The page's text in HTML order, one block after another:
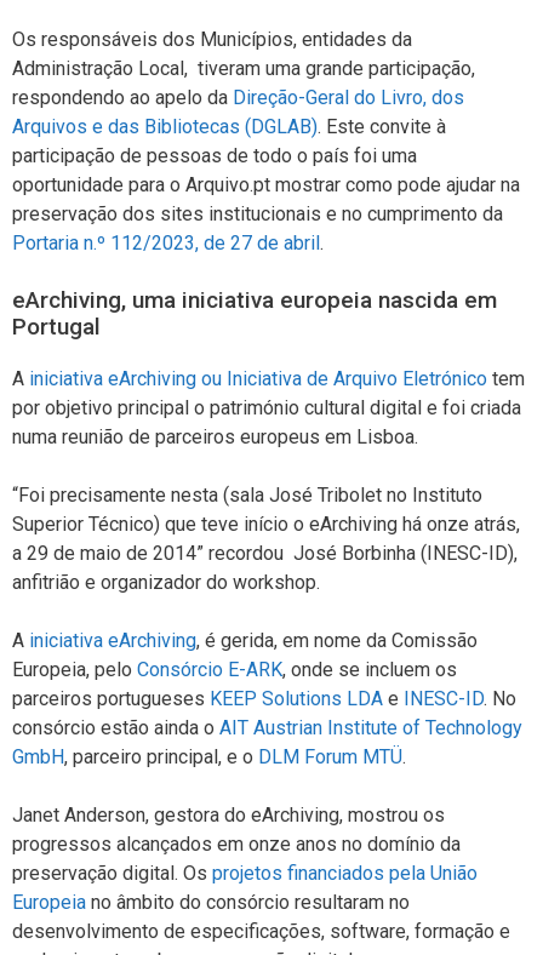
Os responsáveis dos Municípios, entidades da
Administração Local, tiveram uma grande participação,
respondendo ao apelo da Direção-Geral do Livro, dos
Arquivos e das Bibliotecas (DGLAB). Este convite à
participação de pessoas de todo o país foi uma
oportunidade para o Arquivo.pt mostrar como pode ajudar na
preservação dos sites institucionais e no cumprimento da
Portaria n.º 112/2023, de 27 de abril.
eArchiving, uma iniciativa europeia nascida em
Portugal
A iniciativa eArchiving ou Iniciativa de Arquivo Eletrónico tem
por objetivo principal o património cultural digital e foi criada
numa reunião de parceiros europeus em Lisboa.
“Foi precisamente nesta (sala José Tribolet no Instituto
Superior Técnico) que teve início o eArchiving há onze atrás,
a 29 de maio de 2014” recordou José Borbinha (INESC-ID),
anfitrião e organizador do workshop.
A iniciativa eArchiving, é gerida, em nome da Comissão
Europeia, pelo Consórcio E-ARK, onde se incluem os
parceiros portugueses KEEP Solutions LDA e INESC-ID. No
consórcio estão ainda o AIT Austrian Institute of Technology
GmbH, parceiro principal, e o DLM Forum MTÜ.
Janet Anderson, gestora do eArchiving, mostrou os
progressos alcançados em onze anos no domínio da
preservação digital. Os projetos financiados pela União
Europeia no âmbito do consórcio resultaram no
desenvolvimento de especificações, software, formação e